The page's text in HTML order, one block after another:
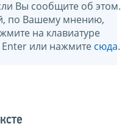
Вы сообщите об этом.
по Вашему мнению,
на клавиатуре
или нажмите сюда.